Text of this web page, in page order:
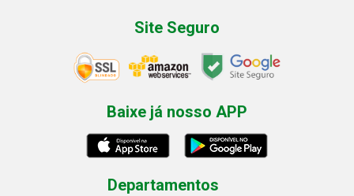
Site Seguro
Baixe já nosso APP
Departamentos